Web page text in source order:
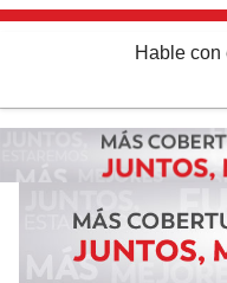
Hable con